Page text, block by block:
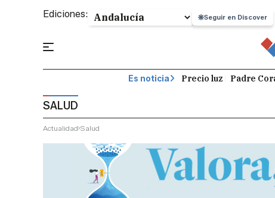
Ediciones: Seguir en Discover
Es noticia Precio luz Padre
SALUD
Actualidad Salud